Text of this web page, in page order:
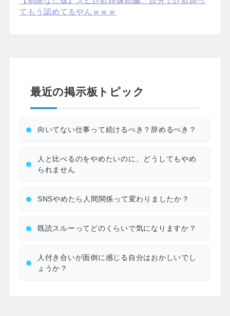
てもう認めてるやんｗｗｗ
最近の掲示板トピック
向いてない仕事って続けるべき？辞めるべき？
人と比べるのをやめたいのに、どうしてもやめ
られません
SNSやめたら人間関係って変わりましたか？
既読スルーってどのくらいで気になりますか？
人付き合いが面倒に感じる自分はおかしいでし
ょうか？